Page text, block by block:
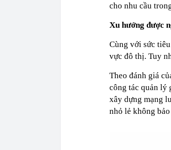
cho nhu cầu
Xu hướng được
Cùng với sức
vực đô thị. Tuy
Theo đánh giá
công tác quản lý
xây dựng mạng
nhỏ lẻ không